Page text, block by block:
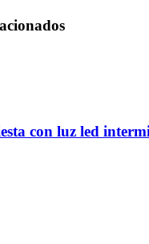
con luz led